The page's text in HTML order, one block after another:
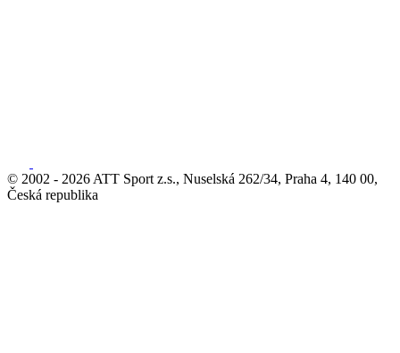
© 2002 - 2026 ATT Sport z.s., Nuselská 262/34, Praha 4, 140 00,
Česká republika